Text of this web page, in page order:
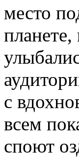
место
с
всем
споют